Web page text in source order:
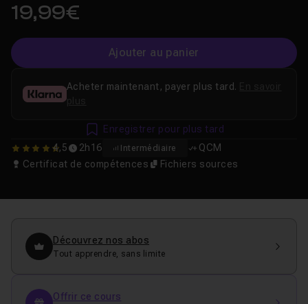
19,99€
Ajouter au panier
4.5454545454545
4,5 2h16 Intermédiaire
QCM
Certificat de compétences
Fichiers sources
Acheter maintenant, payer plus tard.
plus
Enregistrer pour plus tard
Découvrez nos abos
Tout apprendre, sans limite
Offrir ce cours